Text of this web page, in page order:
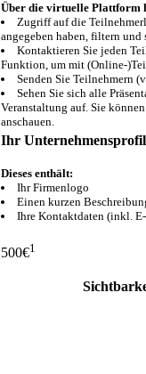
Über die virtuelle Plattform
Zugriff auf die
angegeben haben, filtern
Kontaktieren Sie jeden
Funktion, um mit (Online-
Senden Sie Teilnehmern
Sehen Sie sich alle
Veranstaltung auf. Sie
anschauen.
Ihr
Dieses enthält:
Ihr Firmenlogo
Einen kurzen
Ihre Kontaktdaten (inkl.
500€1